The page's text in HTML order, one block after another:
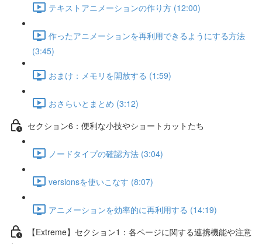
テキストアニメーションの作り方 (12:00)
作ったアニメーションを再利用できるようにする方法
(3:45)
おまけ：メモリを開放する (1:59)
おさらいとまとめ (3:12)
セクション6：便利な小技やショートカットたち
ノードタイプの確認方法 (3:04)
versionsを使いこなす (8:07)
アニメーションを効率的に再利用する (14:19)
【Extreme】セクション1：各ページに関する連携機能や注意